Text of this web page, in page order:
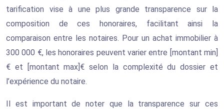
tarification vise à une plus grande transparence sur la
composition de ces honoraires, facilitant ainsi la
comparaison entre les notaires. Pour un achat immobilier à
300 000 €, les honoraires peuvent varier entre [montant min]
€ et [montant max]€ selon la complexité du dossier et
l’expérience du notaire.
Il est important de noter que la transparence sur ces